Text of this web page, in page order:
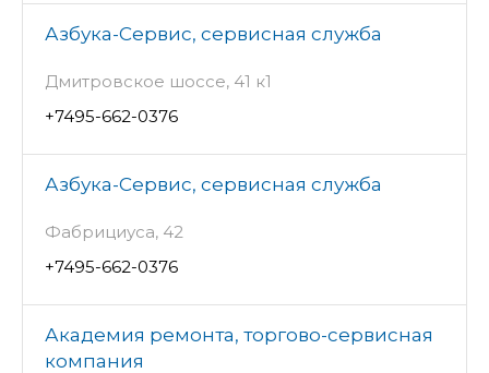
Азбука-Сервис, сервисная служба
Дмитровское шоссе, 41 к1
+7495-662-0376
Азбука-Сервис, сервисная служба
Фабрициуса, 42
+7495-662-0376
Академия ремонта, торгово-сервисная
компания